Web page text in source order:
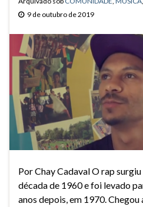
9 de outubro de 2019
Por Chay Cadaval O rap
década de 1960 e foi levado
anos depois, em 1970.